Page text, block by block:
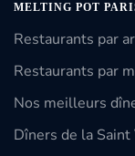
MELTING POT
Restaurants par
Restaurants par
Nos meilleurs
Dîners de la